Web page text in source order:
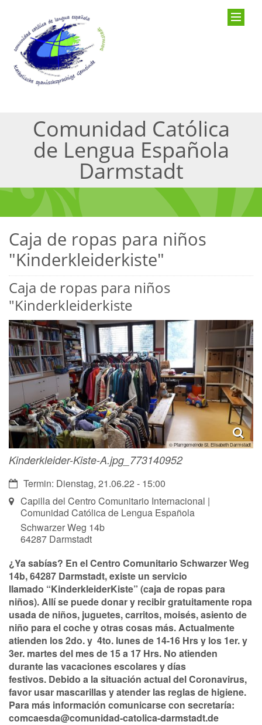
Comunidad Católica
de Lengua Española
Darmstadt
Caja de ropas para niños
"Kinderkleiderkiste"
Caja de ropas para niños
"Kinderkleiderkiste
© Pfarrgemeinde St. Elisabeth Darmstadt
Kinderkleider-Kiste-A.jpg_773140952
Datum:Termin: Dienstag, 21.06.22 - 15:00
Ort:Capilla del Centro Comunitario Internacional |
Comunidad Católica de Lengua Española
Schwarzer Weg 14b
64287 Darmstadt
¿Ya sabías? En el Centro Comunitario Schwarzer Weg
14b, 64287 Darmstadt, existe un servicio
llamado “KinderkleiderKiste” (caja de ropas para
niños). Allí se puede donar y recibir gratuitamente ropa
usada de niños, juguetes, carritos, moisés, asiento de
niño para el coche y otras cosas más. Actualmente
atienden los 2do. y 4to. lunes de 14-16 Hrs y los 1er. y
3er. martes del mes de 15 a 17 Hrs. No atienden
durante las vacaciones escolares y días
festivos. Debido a la situación actual del Coronavirus,
favor usar mascarillas y atender las reglas de higiene.
Para más información comunicarse con secretaría:
comcaesda@comunidad-catolica-darmstadt.de